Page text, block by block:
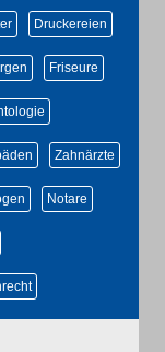
Druckereien
Friseure
Zahnärzte
Notare